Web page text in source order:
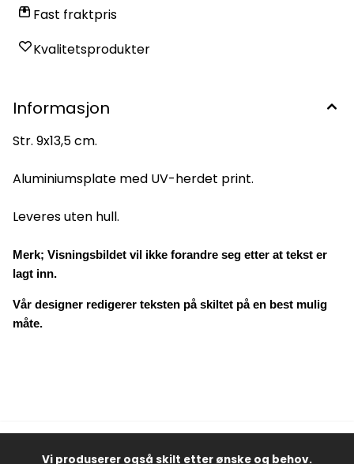
Fast fraktpris
Kvalitetsprodukter
Informasjon
Str. 9x13,5 cm.
Aluminiumsplate med UV-herdet print.
Leveres uten hull.
Merk; Visningsbildet vil ikke forandre seg etter at tekst er
lagt inn.
Vår designer redigerer teksten på skiltet på en best mulig
måte.
Vi produserer også skilt etter ønske og behov.